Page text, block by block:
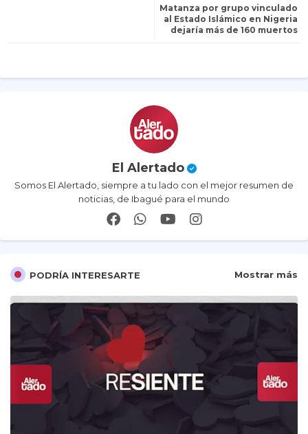
ats
Matanza por grupo vinculado
al Estado Islámico en Nigeria
dejaría más de 160 muertos
El Alertado
Somos El Alertado, siempre a tu lado con el mejor resumen de
noticias, de Ibagué para el mundo
PODRÍA INTERESARTE Mostrar más